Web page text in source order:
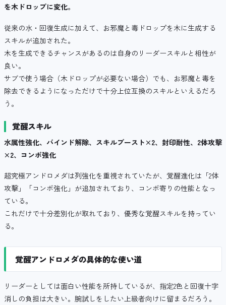
を木ドロップに変化。
従来の水・回復生成に加えて、お邪魔と毒ドロップを木に生成する
スキルが追加された。
木を生成できるチャンスがあるのは自身のリーダースキルと相性が
良い。
サブで使う場合（木ドロップが必要ない場合）でも、お邪魔と毒を
除去できるようになっただけで十分上位互換のスキルといえるだろ
う。
覚醒スキル
水属性強化、バインド解除、スキルブースト×2、封印耐性、2体攻撃
×2、コンボ強化
超究極アンドロメダは列強化を重視されていたが、覚醒進化は「2体
攻撃」「コンボ強化」が追加されており、コンボ寄りの性能となっ
ている。
これだけで十分差別化が取れており、優秀な覚醒スキルを持ってい
る。
覚醒アンドロメダの具体的な使い道
リーダーとしては面白い性能を所持しているが、指定2色と回復十字
消しの負担は大きい。腕試しをしたい上級者向けに留まるだろう。